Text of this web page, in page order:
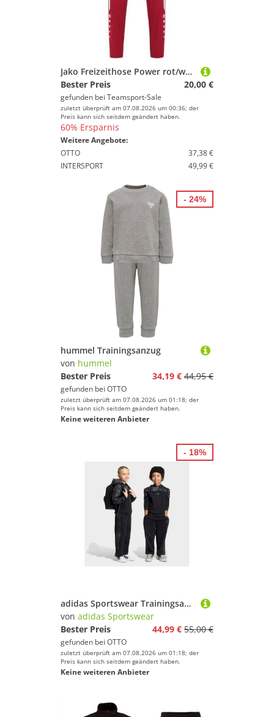
Jako Freizeithose Power rot/weiß 40
Bester Preis
20,00 €
gefunden bei Teamsport-Sale
zuletzt überprüft am 07.08.2026 um 00:36; der
Preis kann sich seitdem geändert haben.
60% Ersparnis
Weitere Angebote:
OTTO
37,38 €
INTERSPORT
49,99 €
hummel Trainingsanzug
von hummel
Bester Preis
34,19 € 44,95 €
gefunden bei OTTO
zuletzt überprüft am 07.08.2026 um 01:18; der
Preis kann sich seitdem geändert haben.
Keine weiteren Anbieter
- 24%
adidas Sportswear Trainingsanzug LK CAMO JOGGER (2-tlg), für Kinder, zweiteiliges Set, aus Baumwolle
von adidas Sportswear
Bester Preis
44,99 € 55,00 €
gefunden bei OTTO
zuletzt überprüft am 07.08.2026 um 01:18; der
Preis kann sich seitdem geändert haben.
Keine weiteren Anbieter
- 18%